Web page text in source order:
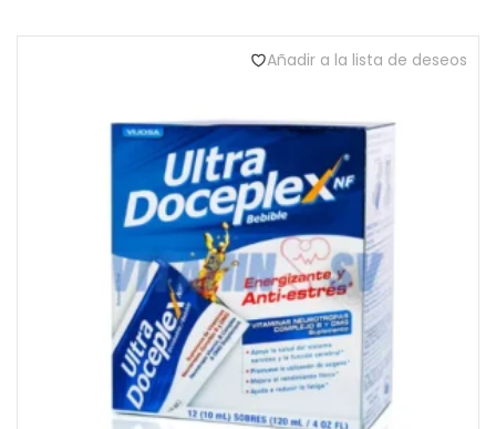
Añadir a la lista de deseos